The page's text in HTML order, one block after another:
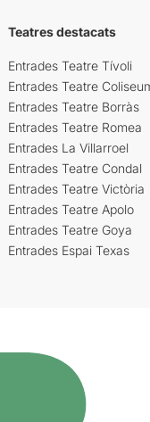
Teatres destacats
Entrades Teatre Tívoli
Entrades Teatre
Entrades Teatre Borràs
Entrades Teatre Romea
Entrades La Villarroel
Entrades Teatre Condal
Entrades Teatre Victòria
Entrades Teatre Apolo
Entrades Teatre Goya
Entrades Espai Texas